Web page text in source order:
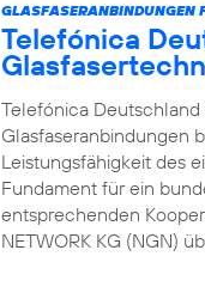
GLASFASERANBINDUNGEN
Telefónica
Telefónica
Glasfaseranbindungen
Leistungsfähigkeit des
Fundament für ein
entsprechenden
NETWORK KG (NGN)